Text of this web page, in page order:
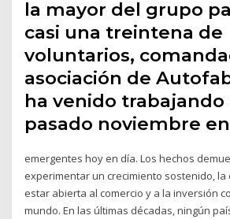
la mayor del grupo
casi una treintena de
voluntarios,
asociación de
ha venido trabajando
pasado noviembre
emergentes hoy en día. Los hechos
experimentar un crecimiento sostenido, la
estar abierta al comercio y a la inversión
mundo. En las últimas décadas, ningún